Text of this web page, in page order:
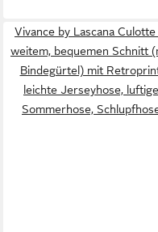
Vivance by Lascana Culotte
weitem, bequemen Schnitt
Bindegürtel) mit
leichte Jerseyhose, luftige
Sommerhose,